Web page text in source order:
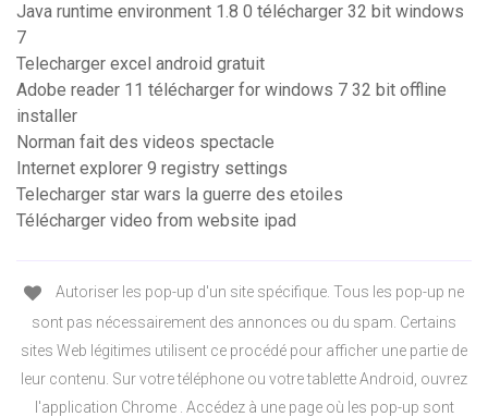
Java runtime environment 1.8 0 télécharger 32 bit windows
7
Telecharger excel android gratuit
Adobe reader 11 télécharger for windows 7 32 bit offline
installer
Norman fait des videos spectacle
Internet explorer 9 registry settings
Telecharger star wars la guerre des etoiles
Télécharger video from website ipad
Autoriser les pop-up d'un site spécifique. Tous les pop-up ne
sont pas nécessairement des annonces ou du spam. Certains
sites Web légitimes utilisent ce procédé pour afficher une partie de
leur contenu. Sur votre téléphone ou votre tablette Android, ouvrez
l'application Chrome . Accédez à une page où les pop-up sont